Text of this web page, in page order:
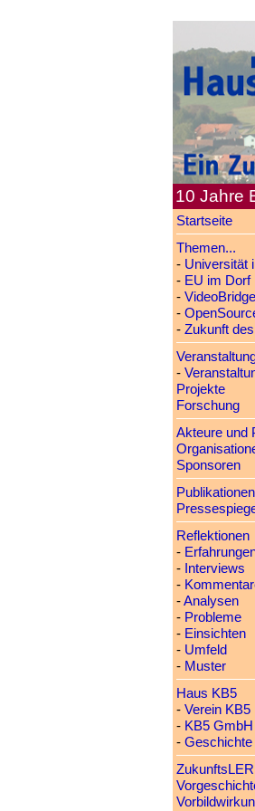
10 Jahre
Startseite
Themen...
- Universität
- EU im Dorf
- VideoBridge
-
- Zukunft
-
Projekte
Forschung
Akteure und
Sponsoren
Publikationen
Reflektionen
-
- Interviews
-
-Analysen
- Probleme
- Einsichten
- Umfeld
- Muster
Haus KB5
- Verein KB5
- KB5 GmbH
- Geschichte